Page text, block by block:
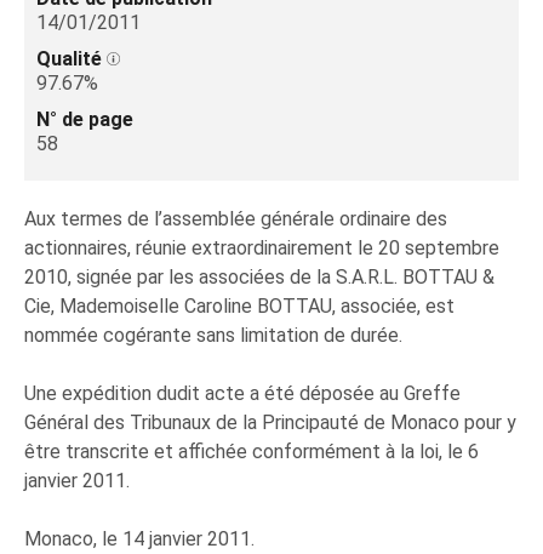
14/01/2011
Qualité
97.67%
N° de page
58
Aux termes de l’assemblée générale ordinaire des
actionnaires, réunie extraordinairement le 20 septembre
2010, signée par les associées de la S.A.R.L. BOTTAU &
Cie, Mademoiselle Caroline BOTTAU, associée, est
nommée cogérante sans limitation de durée.
Une expédition dudit acte a été déposée au Greffe
Général des Tribunaux de la Principauté de Monaco pour y
être transcrite et affichée conformément à la loi, le 6
janvier 2011.
Monaco, le 14 janvier 2011.